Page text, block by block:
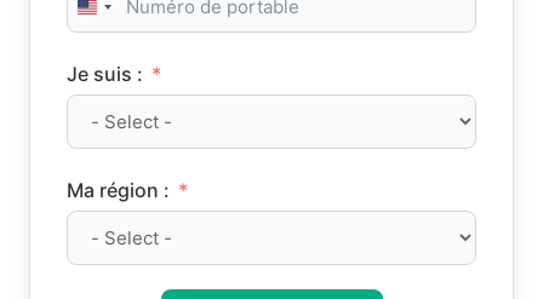
United States +1
Je suis :
Ma région :